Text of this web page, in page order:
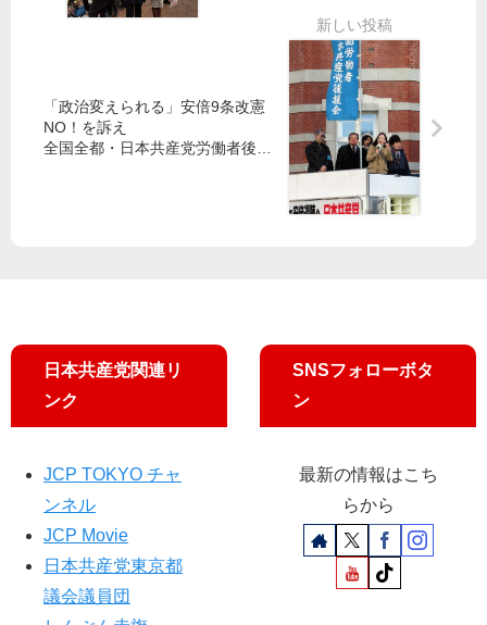
里
を
「
市
民
連
合
め
ぐ
や
」
合
い
求
闘
「政治変えられる」安倍9条改憲
NO！を訴え
全国全都・日本共産党労働者後援
日本共産党関連リ
ンク
JCP TOKYO チャ
ンネル
JCP Movie
日本共産党東京都
議会議員団
SNSフォローボタ
ン
最新の情報はこち
らから